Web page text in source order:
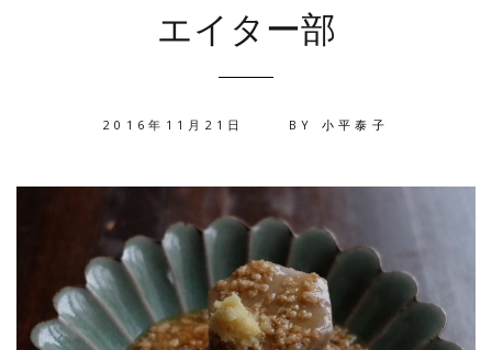
エイター部
2016年11月21日 BY 小平泰子